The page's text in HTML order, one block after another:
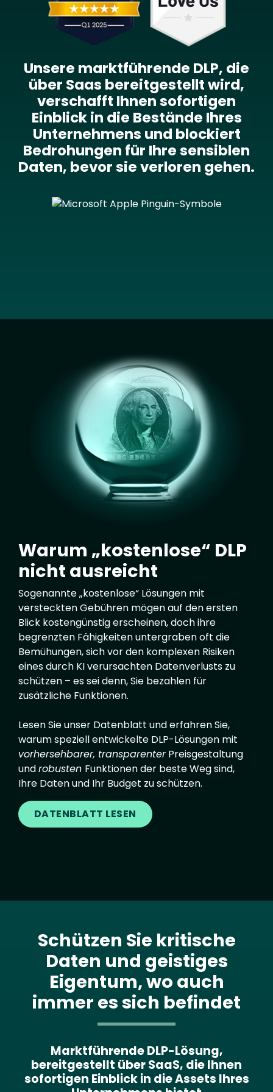
Unsere marktführende DLP, die
über Saas bereitgestellt wird,
verschafft Ihnen sofortigen
Einblick in die Bestände Ihres
Unternehmens und blockiert
Bedrohungen für Ihre sensiblen
Daten, bevor sie verloren gehen.
Warum „kostenlose“ DLP
nicht ausreicht
Sogenannte „kostenlose“ Lösungen mit
versteckten Gebühren mögen auf den ersten
Blick kostengünstig erscheinen, doch ihre
begrenzten Fähigkeiten untergraben oft die
Bemühungen, sich vor den komplexen Risiken
eines durch KI verursachten Datenverlusts zu
schützen – es sei denn, Sie bezahlen für
zusätzliche Funktionen.
Lesen Sie unser Datenblatt und erfahren Sie,
warum speziell entwickelte DLP-Lösungen mit
vorhersehbarer, transparenterPreisgestaltung
undrobusten Funktionen der beste Weg sind,
Ihre Daten und Ihr Budget zu schützen.
DATENBLATT LESEN
Schützen Sie kritische
Daten und geistiges
Eigentum, wo auch
immer es sich befindet
Marktführende DLP-Lösung,
bereitgestellt über SaaS, die Ihnen
sofortigen Einblick in die Assets Ihres